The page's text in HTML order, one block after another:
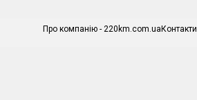
Про компанію - 220km.com.uaКонтакти